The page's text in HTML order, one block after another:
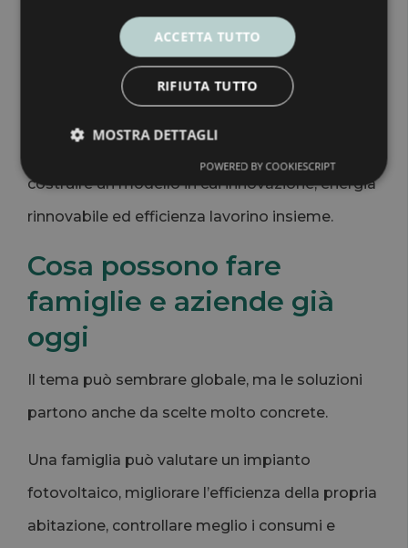
Chi saprà gestire meglio i propri consumi avrà
più controllo, più stabilità e più capacità di
adattarsi ai cambiamenti.
costruire un modello in cui innovazione, energia
rinnovabile ed efficienza lavorino insieme.
Cosa possono fare
famiglie e aziende già
oggi
Il tema può sembrare globale, ma le soluzioni
partono anche da scelte molto concrete.
Una famiglia può valutare un impianto
fotovoltaico, migliorare l’efficienza della propria
abitazione, controllare meglio i consumi e
ACCETTA TUTTO
RIFIUTA TUTTO
MOSTRA DETTAGLI
POWERED BY COOKIESCRIPT